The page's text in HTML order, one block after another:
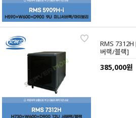
RMS
버랙/블랙]
385,000원